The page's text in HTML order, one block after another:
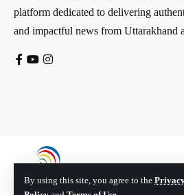
By using this site, you agree to the
platform dedicated to delivering
and impactful news from Uttarakhand